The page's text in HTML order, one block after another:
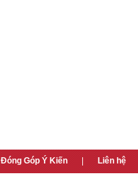
Đóng Góp Ý Kiến Liên hệ